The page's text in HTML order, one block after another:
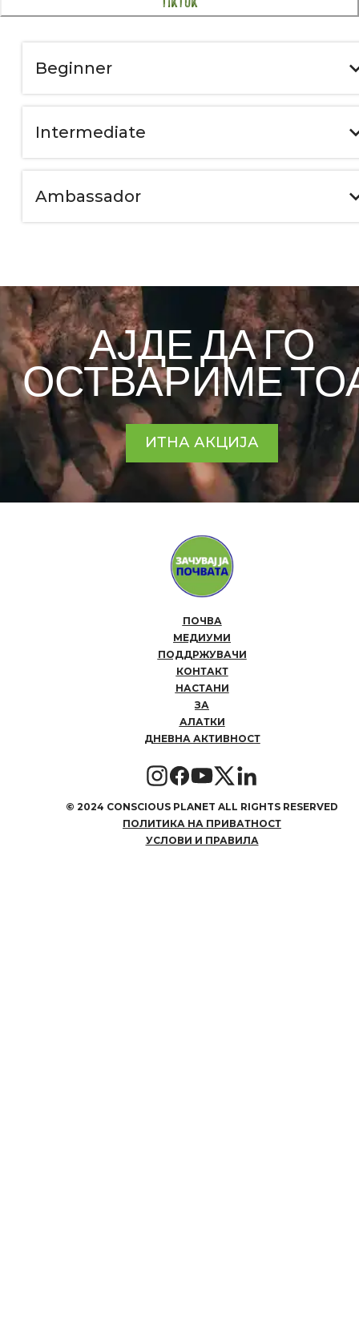
Beginner
Intermediate
Ambassador
АЈДЕ ДА ГО
ОСТВАРИМЕ
ИТНА АКЦИЈА
ПОЧВА
МЕДИУМИ
ПОДДРЖУВАЧИ
КОНТАКТ
НАСТАНИ
ЗА
АЛАТКИ
ДНЕВНА АКТИВНОСТ
© 2024 CONSCIOUS PLANET ALL RIGHTS RESERVED
ПОЛИТИКА НА ПРИВАТНОСТ
УСЛОВИ И ПРАВИЛА